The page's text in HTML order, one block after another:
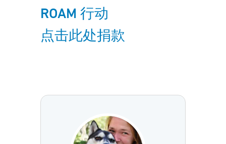
ROAM 行动
点击此处捐款